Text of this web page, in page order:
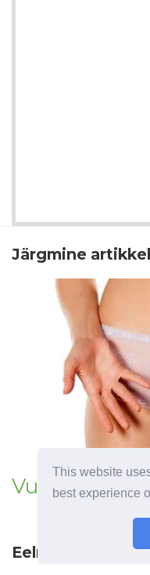
This website
best experience
Järgmine artikkel
Eelmine artikkel